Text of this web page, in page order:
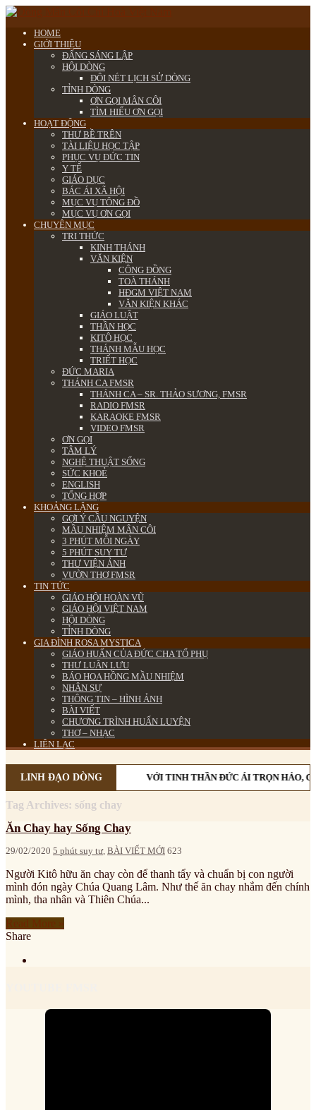
HOME
GIỚI THIỆU
ĐẤNG SÁNG LẬP
HỘI DÒNG
ĐÔI NÉT LỊCH SỬ DÒNG
TỈNH DÒNG
ƠN GỌI MÂN CÔI
TÌM HIỂU ƠN GỌI
HOẠT ĐỘNG
THƯ BỀ TRÊN
TÀI LIỆU HỌC TẬP
PHỤC VỤ ĐỨC TIN
Y TẾ
GIÁO DỤC
BÁC ÁI XÃ HỘI
MỤC VỤ TÔNG ĐỒ
MỤC VỤ ƠN GỌI
CHUYÊN MỤC
TRI THỨC
KINH THÁNH
VĂN KIỆN
CÔNG ĐỒNG
TOÀ THÁNH
HĐGM VIỆT NAM
VĂN KIỆN KHÁC
GIÁO LUẬT
THẦN HỌC
KITÔ HỌC
THÁNH MẪU HỌC
TRIẾT HỌC
ĐỨC MARIA
THÁNH CA FMSR
THÁNH CA – SR. THẢO SƯƠNG, FMSR
RADIO FMSR
KARAOKE FMSR
VIDEO FMSR
ƠN GỌI
TÂM LÝ
NGHỆ THUẬT SỐNG
SỨC KHOẺ
ENGLISH
TỔNG HỢP
KHOẢNG LẶNG
GỢI Ý CẦU NGUYỆN
MẦU NHIỆM MÂN CÔI
3 PHÚT MỖI NGÀY
5 PHÚT SUY TƯ
THƯ VIỆN ẢNH
VƯỜN THƠ FMSR
TIN TỨC
GIÁO HỘI HOÀN VŨ
GIÁO HỘI VIỆT NAM
HỘI DÒNG
TỈNH DÒNG
GIA ĐÌNH ROSA MYSTICA
GIÁO HUẤN CỦA ĐỨC CHA TỔ PHỤ
THƯ LUÂN LƯU
BÁO HOA HỒNG MẦU NHIỆM
NHÂN SỰ
THÔNG TIN – HÌNH ẢNH
BÀI VIẾT
CHƯƠNG TRÌNH HUẤN LUYỆN
THƠ – NHẠC
LIÊN LẠC
LINH ĐẠO DÒNG VỚI TINH THẦN ĐỨC ÁI TRỌN HẢO,
Tag Archives: sống chay
Ăn Chay hay Sống Chay
29/02/2020 5 phút suy tư, BÀI VIẾT MỚI 623
Người Kitô hữu ăn chay còn để thanh tẩy và chuẩn bị con người
mình đón ngày Chúa Quang Lâm. Như thế ăn chay nhắm đến chính
mình, tha nhân và Thiên Chúa...
Share